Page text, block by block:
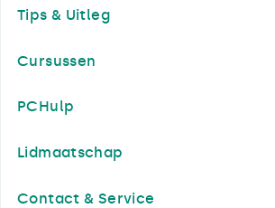
Tips & Uitleg
Cursussen
PCHulp
Lidmaatschap
Contact & Service